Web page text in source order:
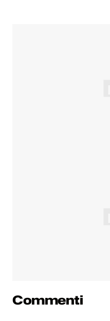
Commenti